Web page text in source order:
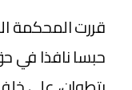
حبسا نافذا